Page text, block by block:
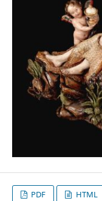
PDF HTML